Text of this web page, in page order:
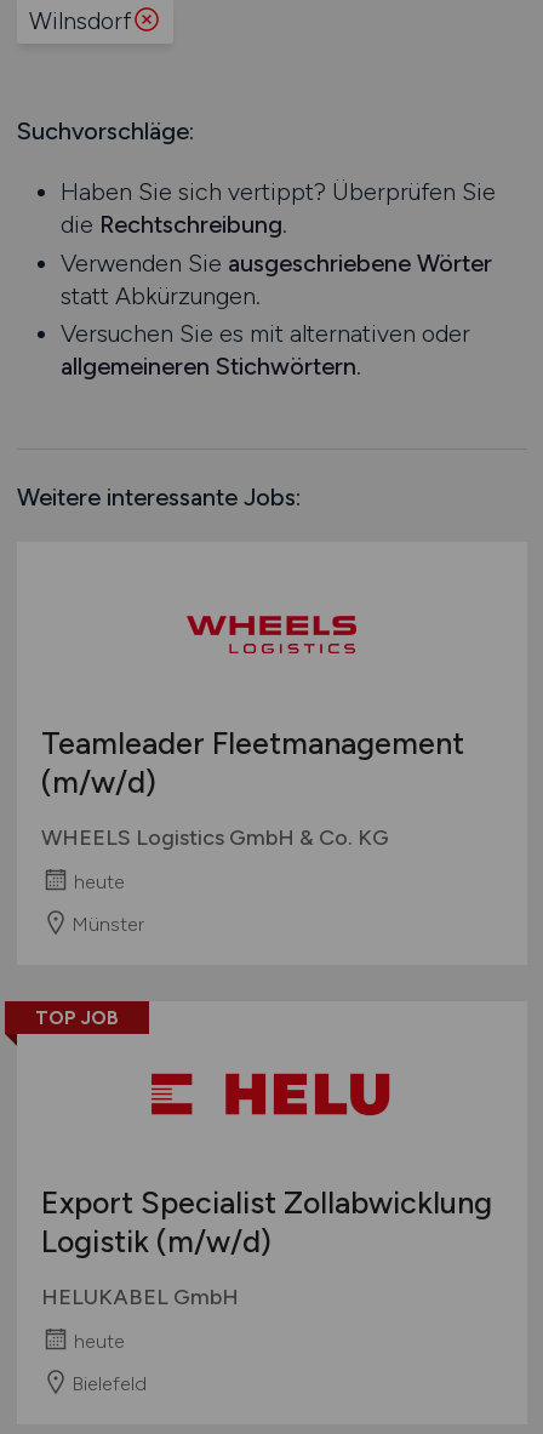
Prozessplanung / Steuerung
Supply Chain Management
Vertrieb / Verkauf / Handel
Zoll / Behörden
Sonstige
Praktikum
Hessen
Nordrhein-Westfalen
Saarland
Sachsen
Sachsen-Anhalt
Schleswig-Holstein
Thüringen
Deutschlandweit
Europa
Wilnsdorf
Suchvorschläge:
Haben Sie sich vertippt? Überprüfen Sie
die Rechtschreibung.
Verwenden Sie ausgeschriebene Wörter
statt Abkürzungen.
Versuchen Sie es mit alternativen oder
allgemeineren Stichwörtern.
Weitere interessante Jobs:
Teamleader Fleetmanagement
(m/w/d)
WHEELS Logistics GmbH & Co. KG
heute
Münster
TOP JOB
Export Specialist Zollabwicklung
Logistik (m/w/d)
HELUKABEL GmbH
heute
Bielefeld